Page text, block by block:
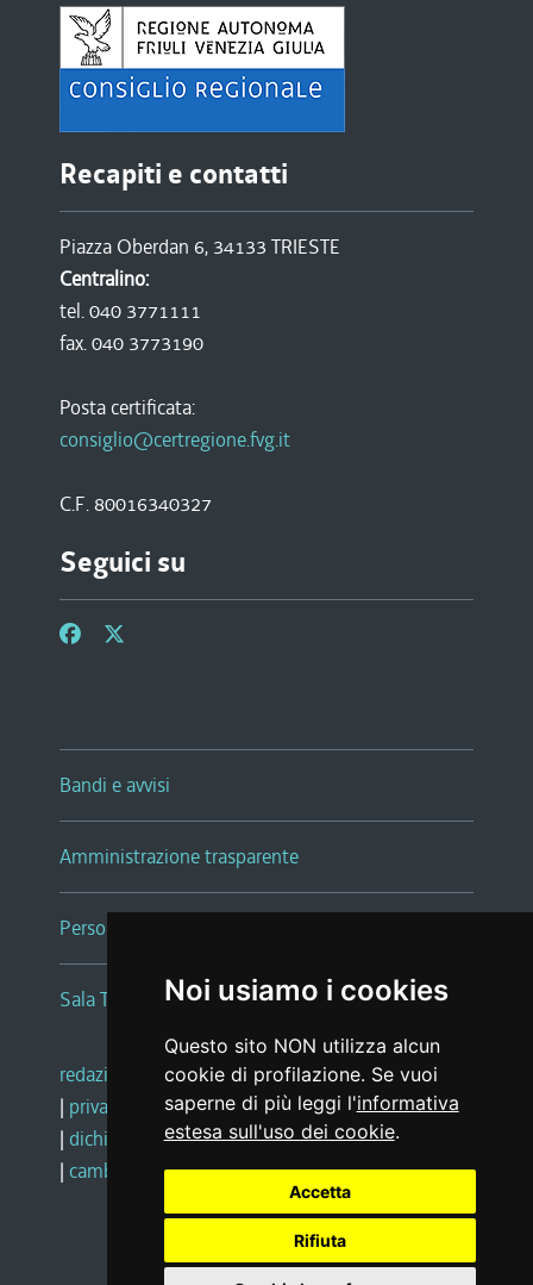
Noi usiamo i cookies
Questo sito NON utilizza alcun
cookie di profilazione. Se vuoi
saperne di più leggi l'informativa
estesa sull'uso dei cookie.
Accetta
Rifiuta
Recapiti e contatti
Piazza Oberdan 6, 34133 TRIESTE
Centralino:
tel. 040 3771111
fax. 040 3773190
Posta certificata:
consiglio@certregione.fvg.it
C.F. 80016340327
Seguici su
Bandi e avvisi
Amministrazione trasparente
Persone e Uffici
Sala Tiziano Tessitori
redazione web |note legali |glossario
| privacy
social media policy
| dichiarazione di accessibilità |feedback
| cambio preferenze cookie
Realizzato da